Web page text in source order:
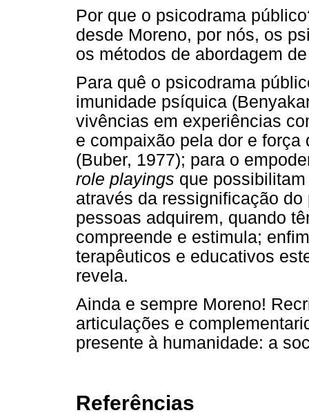
Por que o psicodrama
desde Moreno, por nós, os
os métodos de abordagem
Para quê o psicodrama
imunidade psíquica
vivências em experiências
e compaixão pela dor e
(Buber, 1977); para o
role playings que
através da ressignificação
pessoas adquirem, quando
compreende e estimula;
terapêuticos e educativos
revela.
Ainda e sempre Moreno!
articulações e
presente à humanidade: a
Referências